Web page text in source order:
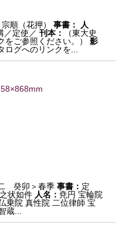
順（花押） 事書：
人
／定使／刊本：
（東大史
ご参照ください。）
影
ログへのリンクを...
癸卯＞春季 事書： 定
之状如件 人名：尭円 宝輪院
乗院 真性院 二位律師 宝
蔵...